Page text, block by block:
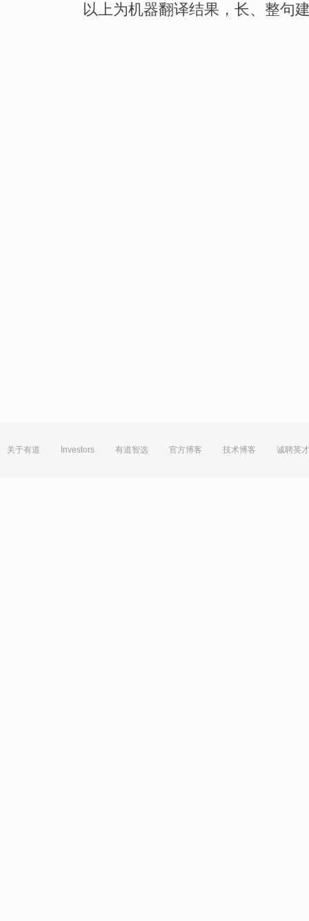
以上为机器翻译结果，长、整句
关于有道 Investors 有道智选 官方博客 技术博客 诚聘英才